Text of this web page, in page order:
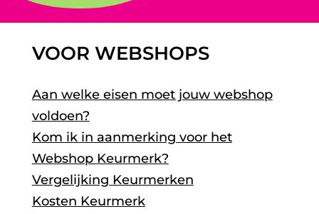
VOOR WEBSHOPS
Aan welke eisen moet jouw webshop
voldoen?
Kom ik in aanmerking voor het
Webshop Keurmerk?
Vergelijking Keurmerken
Kosten Keurmerk